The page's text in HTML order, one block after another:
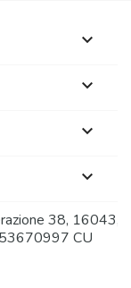




38, 16043,
CU